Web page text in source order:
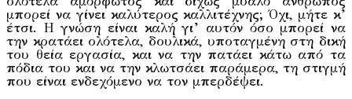
μπορεί να γίνει καλύτερος καλλιτέχνης; Όχι, μήτε κ’
έτσι. Η γνώση είναι καλή γι’ αυτόν όσο μπορεί να
την κρατάει ολότελα, δουλικά, υποταγμένη στη δική
του θεία εργασία, και να την πατάει κάτω από τα
πόδια του και να την κλωτσάει παράμερα, τη στιγμή
που είναι ενδεχόμενο να τον μπερδέψει.